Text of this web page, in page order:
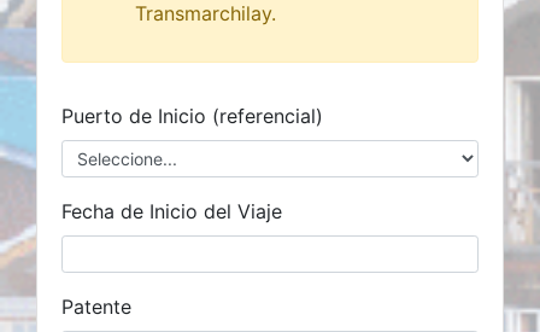
Transmarchilay.
Puerto de Inicio (referencial)
Fecha de Inicio del Viaje
Patente